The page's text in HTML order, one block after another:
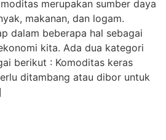
merupakan sumber daya
makanan, dan logam.
dalam beberapa hal sebagai
kita. Ada dua kategori
berikut : Komoditas keras
ditambang atau dibor untuk